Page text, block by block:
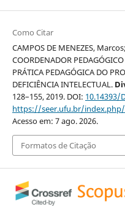
Como Citar
CAMPOS DE MENEZES,
COORDENADOR
PRÁTICA PEDAGÓGICA DO
DEFICIÊNCIA INTELECTUAL.
128–155, 2019. DOI: 10.14393/
https://seer.ufu.br/
Acesso em: 7 ago. 2026.
Formatos de Citação